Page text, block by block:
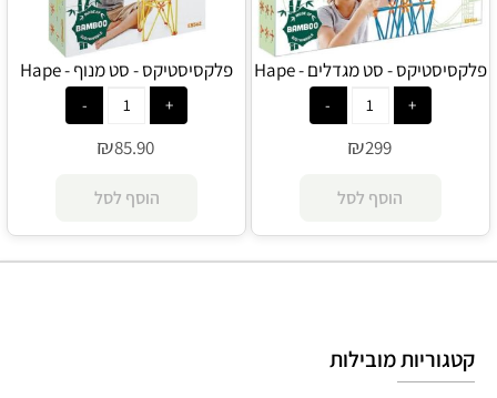
פלקסיסטיקס - סט מגדלים - Hape
₪299
הוסף לסל
פלקסיסטיקס - סט מנוף - Hape
₪85.90
הוסף לסל
קטגוריות מובילות